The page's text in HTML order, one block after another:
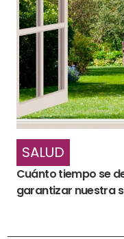
SALUD
Cuánto tiempo se
garantizar nuestra